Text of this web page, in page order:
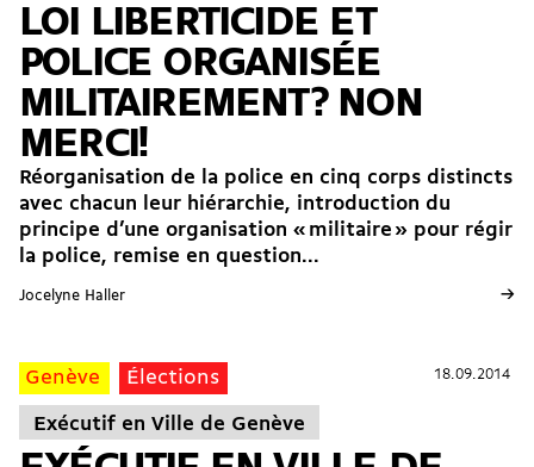
LOI LIBERTICIDE ET
POLICE ORGANISÉE
MILITAIREMENT? NON
MERCI!
Réorganisation de la police en cinq corps distincts
avec chacun leur hiérarchie, introduction du
principe d’une organisation « militaire » pour régir
la police, remise en question...
Jocelyne Haller →
18.09.2014
Genève Élections 18.09.2014
Exécutif en Ville de Genève